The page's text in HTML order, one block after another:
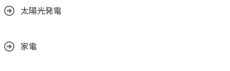
太陽光発電
家電